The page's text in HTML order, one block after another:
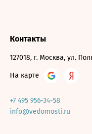
Контакты
127018, г. Москва, ул.
На карте
+7 495 956-34-58
info@vedomosti.ru